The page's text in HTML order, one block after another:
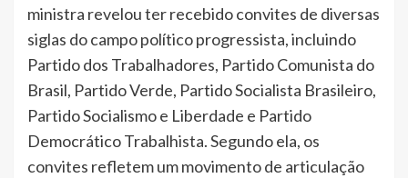
ministra revelou ter recebido convites de diversas
siglas do campo político progressista, incluindo
Partido dos Trabalhadores, Partido Comunista do
Brasil, Partido Verde, Partido Socialista Brasileiro,
Partido Socialismo e Liberdade e Partido
Democrático Trabalhista. Segundo ela, os
convites refletem um movimento de articulação